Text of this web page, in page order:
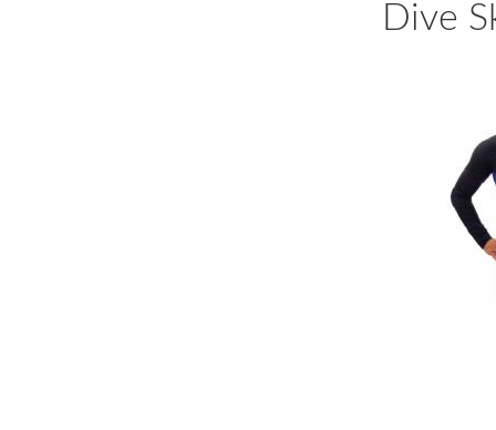
Dive